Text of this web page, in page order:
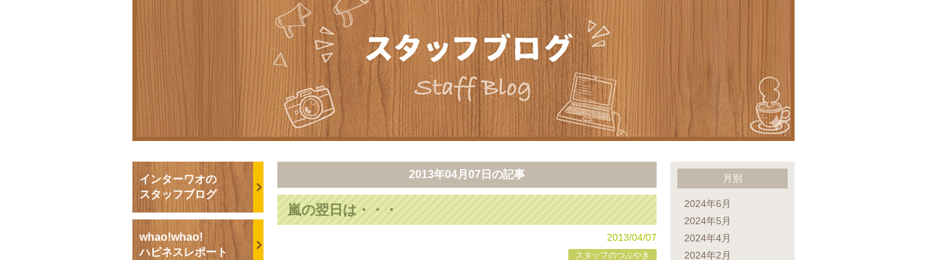
インターワオの
スタッフブログ
whao!whao!
ハピネスレポート
2013年04月07日 の記事
嵐の翌日は・・・
2013/04/07
スタッフのつぶやき
月別
2024年6月
2024年5月
2024年4月
2024年2月